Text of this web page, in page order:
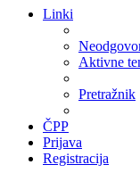
Linki
Aktivne
Pretražnik
ČPP
Prijava
Registracija